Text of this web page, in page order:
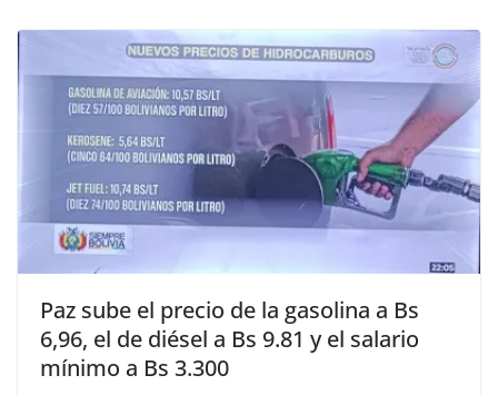
Paz sube el precio de la gasolina a Bs
6,96, el de diésel a Bs 9.81 y el salario
mínimo a Bs 3.300